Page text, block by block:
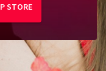
STORE